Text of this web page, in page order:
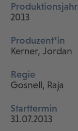
Produktionsjahr
2013
Produzent*in
Kerner, Jordan
Regie
Gosnell, Raja
Starttermin
31.07.2013